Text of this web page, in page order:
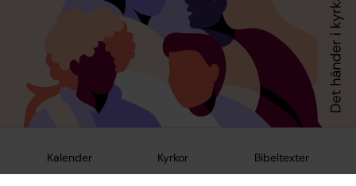
Kalender Kyrkor Bibeltexter